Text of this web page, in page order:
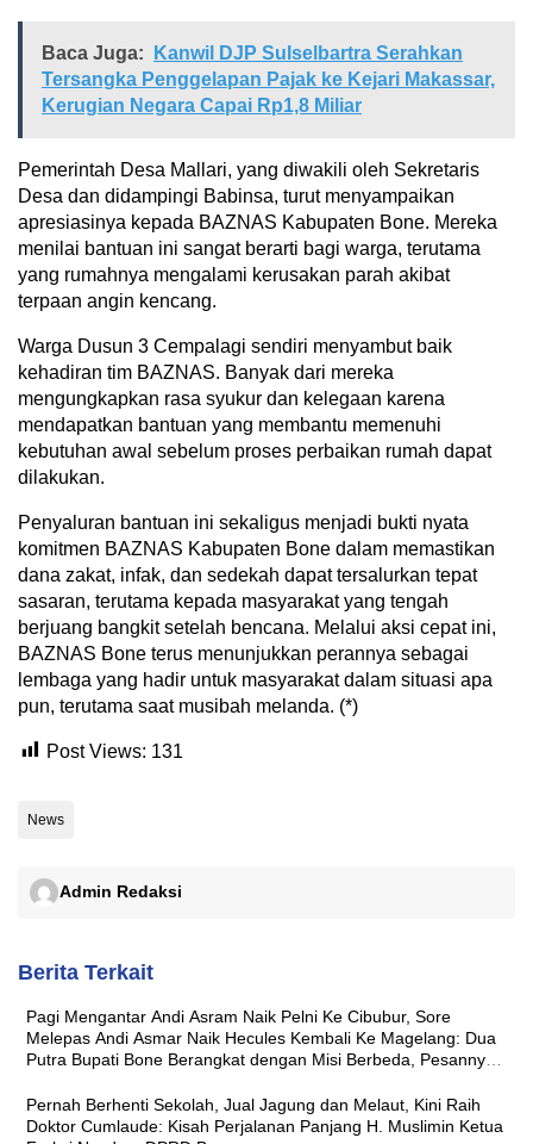
Baca Juga:
Kanwil DJP Sulselbartra Serahkan
Tersangka Penggelapan Pajak ke Kejari Makassar,
Kerugian Negara Capai Rp1,8 Miliar
Pemerintah Desa Mallari, yang diwakili oleh Sekretaris
Desa dan didampingi Babinsa, turut menyampaikan
apresiasinya kepada BAZNAS Kabupaten Bone. Mereka
menilai bantuan ini sangat berarti bagi warga, terutama
yang rumahnya mengalami kerusakan parah akibat
terpaan angin kencang.
Warga Dusun 3 Cempalagi sendiri menyambut baik
kehadiran tim BAZNAS. Banyak dari mereka
mengungkapkan rasa syukur dan kelegaan karena
mendapatkan bantuan yang membantu memenuhi
kebutuhan awal sebelum proses perbaikan rumah dapat
dilakukan.
Penyaluran bantuan ini sekaligus menjadi bukti nyata
komitmen BAZNAS Kabupaten Bone dalam memastikan
dana zakat, infak, dan sedekah dapat tersalurkan tepat
sasaran, terutama kepada masyarakat yang tengah
berjuang bangkit setelah bencana. Melalui aksi cepat ini,
BAZNAS Bone terus menunjukkan perannya sebagai
lembaga yang hadir untuk masyarakat dalam situasi apa
pun, terutama saat musibah melanda. (*)
Post Views: 131
News
Admin Redaksi
Berita Terkait
Pagi Mengantar Andi Asram Naik Pelni Ke Cibubur, Sore
Melepas Andi Asmar Naik Hecules Kembali Ke Magelang: Dua
Putra Bupati Bone Berangkat dengan Misi Berbeda, Pesannya
Pernah Berhenti Sekolah, Jual Jagung dan Melaut, Kini Raih
Doktor Cumlaude: Kisah Perjalanan Panjang H. Muslimin Ketua